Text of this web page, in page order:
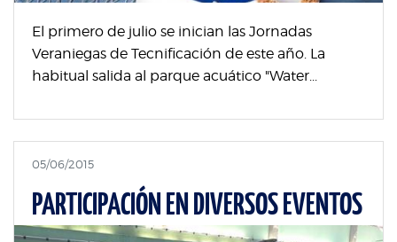
El primero de julio se inician las Jornadas
Veraniegas de Tecnificación de este año. La
habitual salida al parque acuático "Water...
05/06/2015
PARTICIPACIÓN EN DIVERSOS EVENTOS